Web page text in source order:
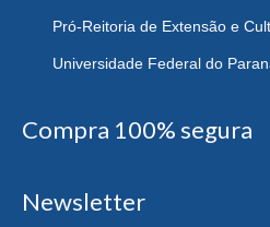
Pró-Reitoria de Extensão e
Universidade Federal do
Compra 100% segura
Newsletter